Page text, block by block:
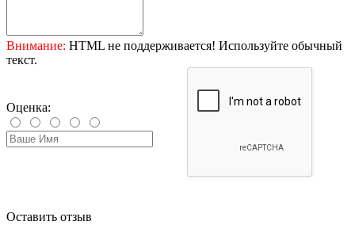
Внимание: HTML не поддерживается! Используйте обычный
текст.
Оценка:
Оставить отзыв